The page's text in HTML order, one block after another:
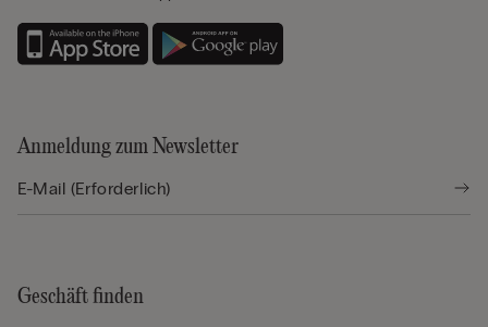
Anmeldung zum Newsletter
Geschäft finden